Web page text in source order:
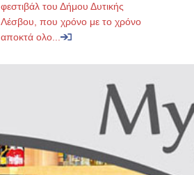
φεστιβάλ του Δήμου Δυτικής
Λέσβου, που χρόνο με το χρόνο
αποκτά ολο...